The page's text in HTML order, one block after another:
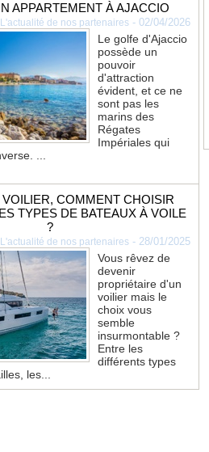
APPARTEMENT À AJACCIO
L'actualité de nos partenaires - 02/04/2026
Le golfe d'Ajaccio
possède un
pouvoir
d'attraction
évident, et ce ne
sont pas les
marins des
Régates
Impériales qui
...
COMMENT CHOISIR
TYPES DE BATEAUX À VOILE
?
L'actualité de nos partenaires - 28/01/2025
Vous rêvez de
devenir
propriétaire d'un
voilier mais le
choix vous
semble
insurmontable ?
Entre les
différents types
les...